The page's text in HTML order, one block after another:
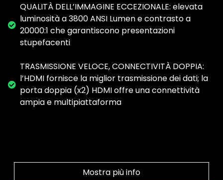
QUALITÀ DELL’IMMAGINE ECCEZIONALE: elevata
luminosità a 3800 ANSI Lumen e contrasto a
20000:1 che garantiscono presentazioni
stupefacenti
TRASMISSIONE VELOCE, CONNECTIVITÀ DOPPIA:
l’HDMI fornisce la miglior trasmissione dei dati; la
porta doppia (x2) HDMI offre una connettività
ampia e multipiattaforma
Mostra più info